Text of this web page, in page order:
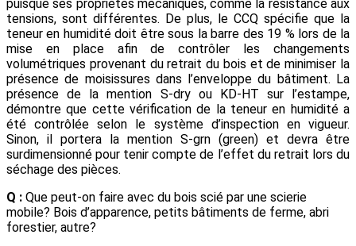
puisque ses propriétés mécaniques, comme la résistance aux
tensions, sont différentes. De plus, le CCQ spécifie que la
teneur en humidité doit être sous la barre des 19 % lors de la
mise en place afin de contrôler les changements
volumétriques provenant du retrait du bois et de minimiser la
présence de moisissures dans l’enveloppe du bâtiment. La
présence de la mention S-dry ou KD-HT sur l’estampe,
démontre que cette vérification de la teneur en humidité a
été contrôlée selon le système d’inspection en vigueur.
Sinon, il portera la mention S-grn (green) et devra être
surdimensionné pour tenir compte de l’effet du retrait lors du
séchage des pièces.
Q : Que peut-on faire avec du bois scié par une scierie
mobile? Bois d’apparence, petits bâtiments de ferme, abri
forestier, autre?